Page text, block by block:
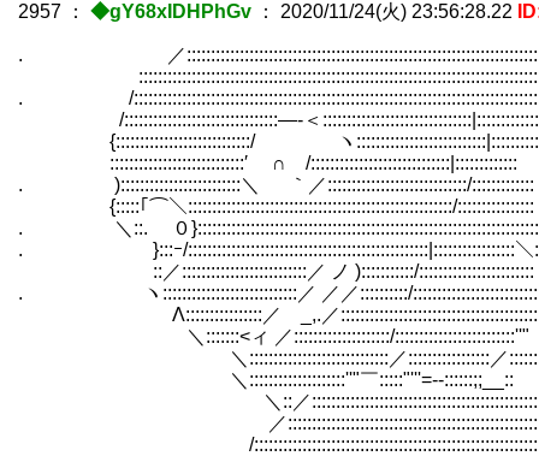
2957 ： ◆gY68xIDHPhGv ： 2020/11/24(火) 23:56:28.22
. ／
. /
/::::::::::::::::::::::::::::::::―‐＜:::::::::::::::::::::::::::::::|:::::::::::::
{::::::::::::::::::::::::::::/ ヽ
::::::::::::::::::::::::::::′ ∩ /:::::::::::::::::::::::::::::|:::::::::::::
. ):::::::::::::::::::::::::＼ ｀／:::::::::::::::::::::::::::::/:::::::::::::
{:::::｢⌒＼:::::::::::::::::::::::::::::::::::::::::::::::::::::::/::::::::::::::::
. ＼::. ０
. }:::ｰ/::::::::::::::::::::::::::::::::::::::::::::::::::|:::::::::::::::::＼:
::／::::::::::::::::::::::::::／ ノ ):::::::::::/
. ヽ::::::::::::::::::::::::::::／ ／／::::::::::/::::::::::::::::::::::::::
Λ::::::::::::::::／ _,.／
＼:::::::<ィ ／::::::::::::::::::::/:::::::::::::::::::::::::''"
＼:::::::::::::::::::::::::::::／:::::::::::::::::／
＼::::::::::::::::::::''"￣:::::"'''=‐-::::::;;__::
＼::／
／
/